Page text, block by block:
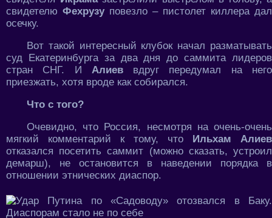
свидетелю Фехрузу повезло – пистолет киллера дал
осечку.
Вот такой интересный клубок начал разматывать
суд Екатеринбурга за два дня до саммита лидеров
стран СНГ. И Алиев вдруг передумал на него
приезжать, хотя вроде как собирался.
Что с того?
Очевидно, что Россия, несмотря на очень-очень
мягкий комментарий к тому, что Ильхам Алиев
отказался посетить саммит (можно сказать, устроил
демарш), не остановится в наведении порядка в
отношении этнических диаспор.